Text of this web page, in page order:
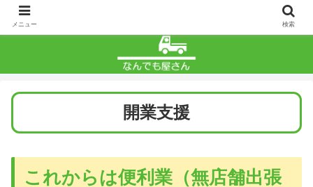
開業支援
これからは便利業（無店舗出張
メニュー 検索